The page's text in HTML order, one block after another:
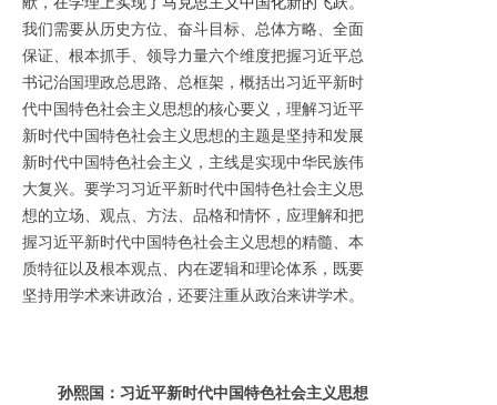
我们需要从历史方位、奋斗目标、总体方略、全面
保证、根本抓手、领导力量六个维度把握习近平总
书记治国理政总思路、总框架，概括出习近平新时
代中国特色社会主义思想的核心要义，理解习近平
新时代中国特色社会主义思想的主题是坚持和发展
新时代中国特色社会主义，主线是实现中华民族伟
大复兴。要学习习近平新时代中国特色社会主义思
想的立场、观点、方法、品格和情怀，应理解和把
握习近平新时代中国特色社会主义思想的精髓、本
质特征以及根本观点、内在逻辑和理论体系，既要
坚持用学术来讲政治，还要注重从政治来讲学术。
孙熙国：习近平新时代中国特色社会主义思想